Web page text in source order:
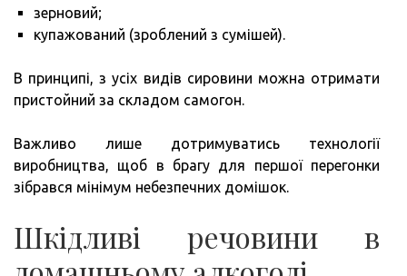
зерновий;
купажований (зроблений з сумішей).
В принципі, з усіх видів сировини можна отримати
пристойний за складом самогон.
Важливо лише дотримуватись технології
виробництва, щоб в брагу для першої перегонки
зібрався мінімум небезпечних домішок.
Шкідливі речовини в